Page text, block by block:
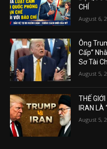
CHÍ
August 6,
Ông
Cấp”
Sơ Tài
August 5,
THẾ
IRAN LÀ
August 5,